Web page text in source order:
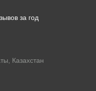
за год
Казахстан